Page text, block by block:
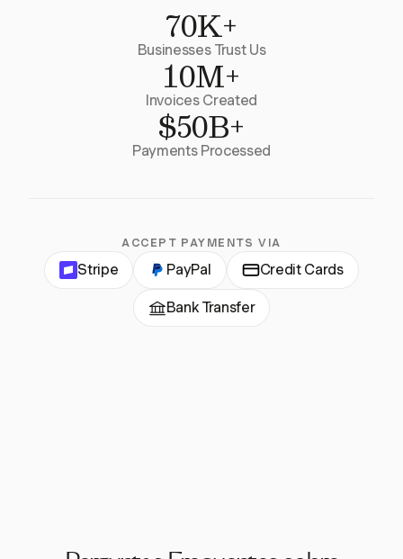
70K+
Businesses Trust Us
10M+
Invoices Created
$50B+
Payments Processed
ACCEPT PAYMENTS VIA
Stripe PayPal Credit Cards
Bank Transfer